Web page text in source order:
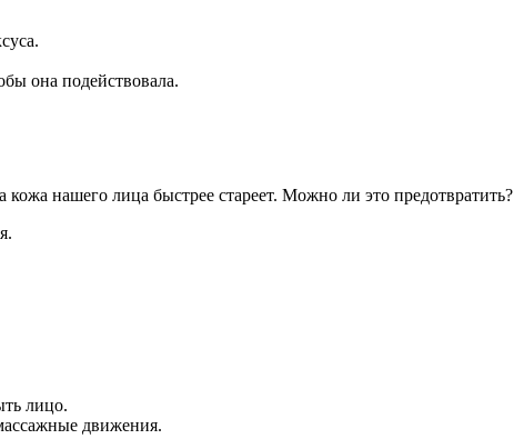
она подействовала.
нашего лица быстрее стареет. Можно ли это предотвратить?
лицо.
движения.